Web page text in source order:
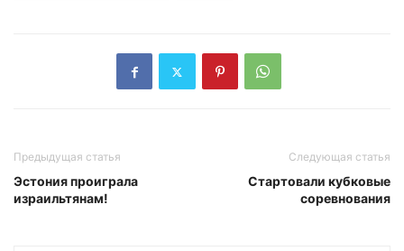
Предыдущая статья
Эстония проиграла
израильтянам!
Следующая статья
Стартовали кубковыe
соревнования